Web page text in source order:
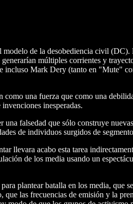
de la desobediencia civil
múltiples corrientes y
incluso Mark Dery (tanto en "Mute"
una fuerza que como una
inesperadas.
falsedad que sólo construye
de individuos surgidos de
llevara acabo esta tarea
de los media usando un
plantear batalla en los media, que
las frecuencias de emisión y la